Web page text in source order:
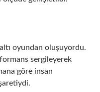
oyundan oluşuyordu.
sergileyerek
göre insan